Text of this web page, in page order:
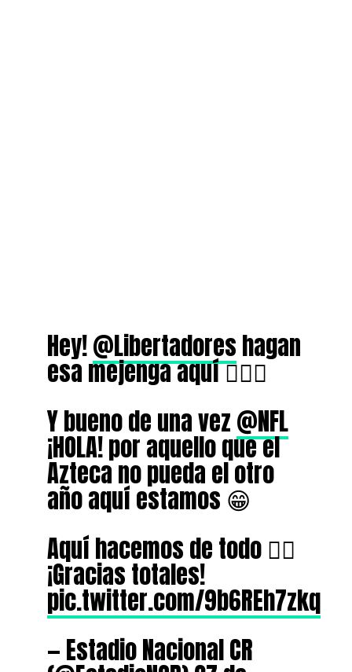
Hey!@Libertadoreshagan
esa mejenga aquí 🙋🏻‍♂️
Y bueno de una vez@NFL
¡HOLA! por aquello que el
Azteca no pueda el otro
año aquí estamos 😁
Aquí hacemos de todo ✌🏻
¡Gracias totales!
pic.twitter.com/9b6REh7zkq
— Estadio Nacional CR